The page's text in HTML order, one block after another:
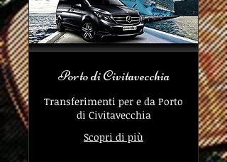
Porto di Civitavecchia
Transferimenti per e da Porto
di Civitavecchia
Scopri di più